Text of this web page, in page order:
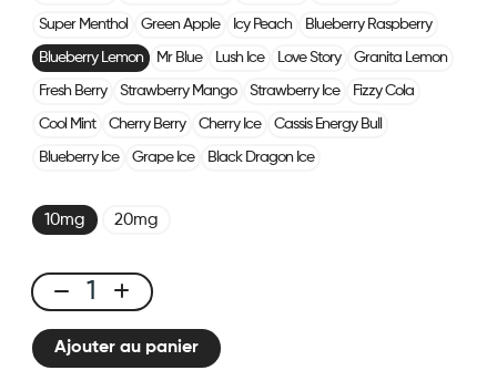
Super Menthol Green Apple Icy Peach Blueberry Raspberry
Blueberry Lemon Mr Blue Lush Ice Love Story Granita Lemon
Fresh Berry Strawberry Mango Strawberry Ice Fizzy Cola
Cool Mint Cherry Berry Cherry Ice Cassis Energy Bull
Blueberry Ice Grape Ice Black Dragon Ice
10mg 20mg
X-
LINE
-
Ajouter au panier